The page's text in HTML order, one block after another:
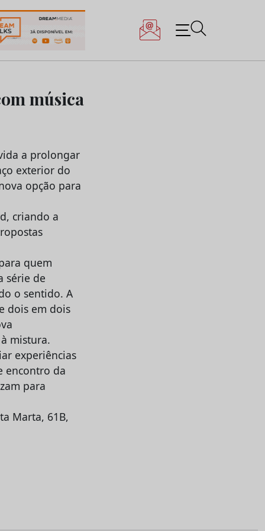
música
a prolongar
exterior do
opção para
criando a
quem
série de
o sentido. A
dois em dois
mistura.
experiências
encontro da
para
Marta, 61B,